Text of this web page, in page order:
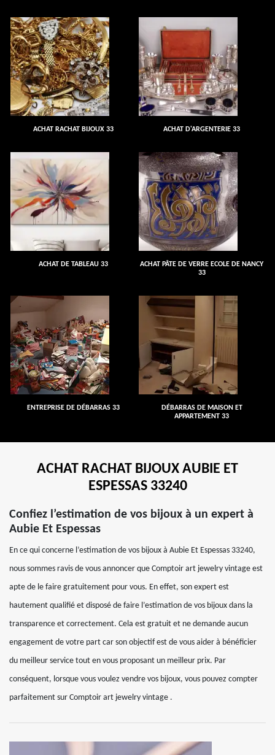
ACHAT RACHAT BIJOUX 33 ACHAT D'ARGENTERIE 33
ACHAT DE TABLEAU 33
ACHAT PÂTE DE VERRE ECOLE DE NANCY
33
ENTREPRISE DE DÉBARRAS 33
DÉBARRAS DE MAISON ET
APPARTEMENT 33
ACHAT RACHAT BIJOUX AUBIE ET
ESPESSAS 33240
Confiez l’estimation de vos bijoux à un expert à
Aubie Et Espessas
En ce qui concerne l’estimation de vos bijoux à Aubie Et Espessas 33240,
nous sommes ravis de vous annoncer que Comptoir art jewelry vintage est
apte de le faire gratuitement pour vous. En effet, son expert est
hautement qualifié et disposé de faire l’estimation de vos bijoux dans la
transparence et correctement. Cela est gratuit et ne demande aucun
engagement de votre part car son objectif est de vous aider à bénéficier
du meilleur service tout en vous proposant un meilleur prix. Par
conséquent, lorsque vous voulez vendre vos bijoux, vous pouvez compter
parfaitement sur Comptoir art jewelry vintage .